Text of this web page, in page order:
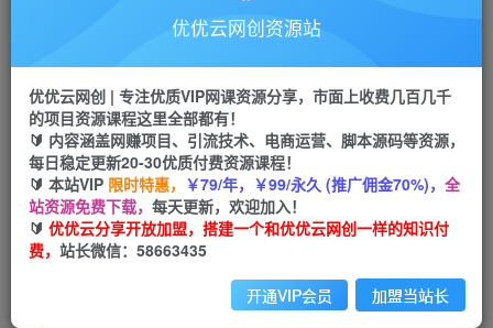
会员专属资源
会员免费
您暂无购买权限，请先开通会员
开通会员
优优云网创资源站
优优云网创 | 专注优质VIP网课资源分享，市面上收费几百几千
的项目资源课程这里全部都有！
🔰 内容涵盖网赚项目、引流技术、电商运营、脚本源码等资源，
每日稳定更新20-30优质付费资源课程！
🔰 本站VIP 限时特惠， ￥79/年，￥99/永久 (推广佣金70%)， 全
站资源免费下载， 每天更新，欢迎加入！
🔰 优优云分享开放加盟，搭建一个和优优云网创一样的知识付
费， 站长微信：58663435
开通VIP会员 加盟当站长